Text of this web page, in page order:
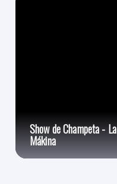
Show de Champeta - La
Mákina